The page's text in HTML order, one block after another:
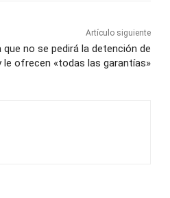
Artículo siguiente
no se pedirá la detención de
le ofrecen «todas las garantías»